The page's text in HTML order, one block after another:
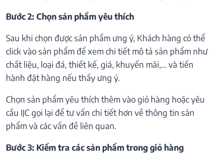
Bước 2: Chọn sản phẩm yêu thích
Sau khi chọn được sản phẩm ưng ý, Khách hàng có thể
click vào sản phẩm để xem chi tiết mô tả sản phẩm như
chất liệu, loại đá, thiết kế, giá, khuyến mãi,… và tiến
hành đặt hàng nếu thấy ưng ý.
Chọn sản phẩm yêu thích thêm vào giỏ hàng hoặc yêu
cầu IJC gọi lại để tư vấn chi tiết hơn về thông tin sản
phẩm và các vấn đề liên quan.
Bước 3: Kiểm tra các sản phẩm trong giỏ hàng